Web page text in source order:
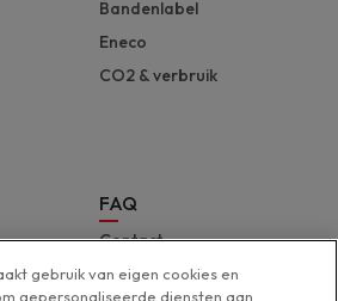
Bandenlabel
Eneco
CO2 & verbruik
FAQ
Contact
Hulp & support
gebruik van eigen cookies en
gepersonaliseerde diensten aan